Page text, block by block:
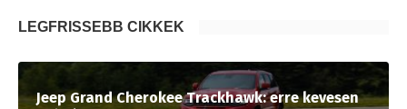
LEGFRISSEBB CIKKEK
Jeep Grand Cherokee Trackhawk: erre kevesen